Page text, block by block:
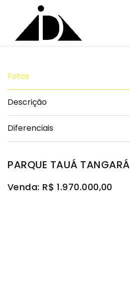
Fotos
Descrição
Diferenciais
PARQUE TAUÁ TANGARÁ
Venda: R$ 1.970.000,00